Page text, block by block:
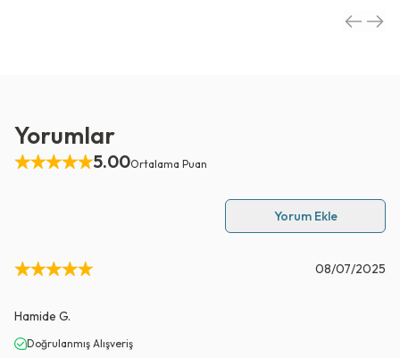
Yorumlar
5.00Ortalama Puan
Yorum Ekle
Hamide G.
Doğrulanmış Alışveriş
08/07/2025